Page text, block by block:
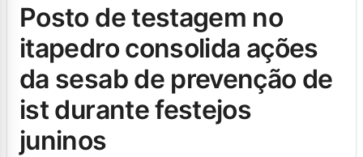
posto de testagem no
itapedro consolida ações
da sesab de prevenção de
ist durante festejos
juninos